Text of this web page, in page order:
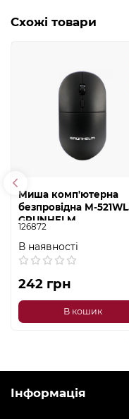
Схожі товари
Миша комп'ютерна
безпровідна M-521WL
GRUNHELM
126872
В наявності
242 грн
В кошик
Інформація